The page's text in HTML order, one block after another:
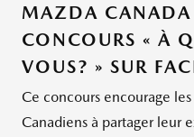
MAZDA CANADA
CONCOURS « À
VOUS? » SUR
Ce concours encourage
Canadiens à partager leur